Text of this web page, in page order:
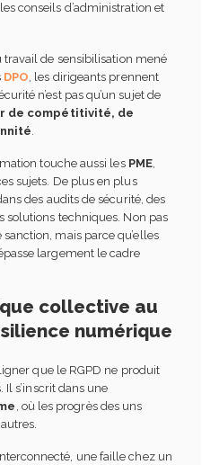
conseils d’administration et
travail de sensibilisation mené
DPO , les dirigeants prennent
n’est pas qu’un sujet de
de compétitivité, de
touche aussi les PME,
sujets. De plus en plus
des audits de sécurité, des
solutions techniques. Non pas
mais parce qu’elles
largement le cadre
collective au
numérique
que le RGPD ne produit
Il s’inscrit dans une
, où les progrès des uns
une faille chez un